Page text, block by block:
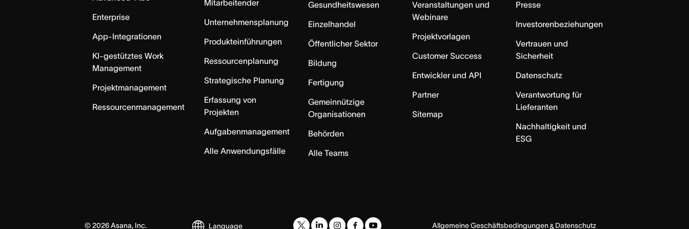
Enterprise
App-Integrationen
KI-gestütztes Work
Management
Projektmanagement
Ressourcenmanagement
Mitarbeitender
Unternehmensplanung
Produkteinführungen
Ressourcenplanung
Strategische Planung
Erfassung von
Projekten
Aufgabenmanagement
Alle Anwendungsfälle
Gesundheitswesen
Einzelhandel
Öffentlicher Sektor
Bildung
Fertigung
Gemeinnützige
Organisationen
Behörden
Alle Teams
Veranstaltungen und
Webinare
Projektvorlagen
Customer Success
Entwickler und API
Partner
Sitemap
Presse
Investorenbeziehungen
Vertrauen und
Sicherheit
Datenschutz
Verantwortung für
Lieferanten
Nachhaltigkeit und
ESG
© 2026Asana, Inc. Language Allgemeine Geschäftsbedingungen& Datenschutz